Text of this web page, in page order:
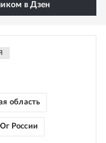
в Дзен
область
России